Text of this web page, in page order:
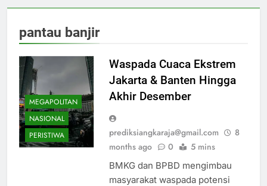
pantau banjir
MEGAPOLITAN
NASIONAL
PERISTIWA
Waspada Cuaca Ekstrem
Jakarta & Banten Hingga
Akhir Desember
prediksiangkaraja@gmail.com
8
months ago
0 5 mins
BMKG dan BPBD mengimbau
masyarakat waspada potensi